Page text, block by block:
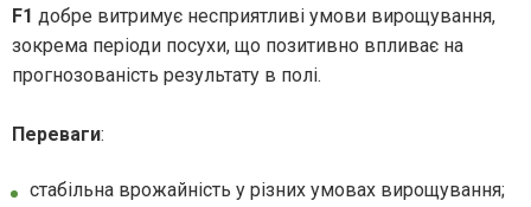
F1 добре витримує несприятливі умови вирощування,
зокрема періоди посухи, що позитивно впливає на
прогнозованість результату в полі.
Переваги:
стабільна врожайність у різних умовах вирощування;